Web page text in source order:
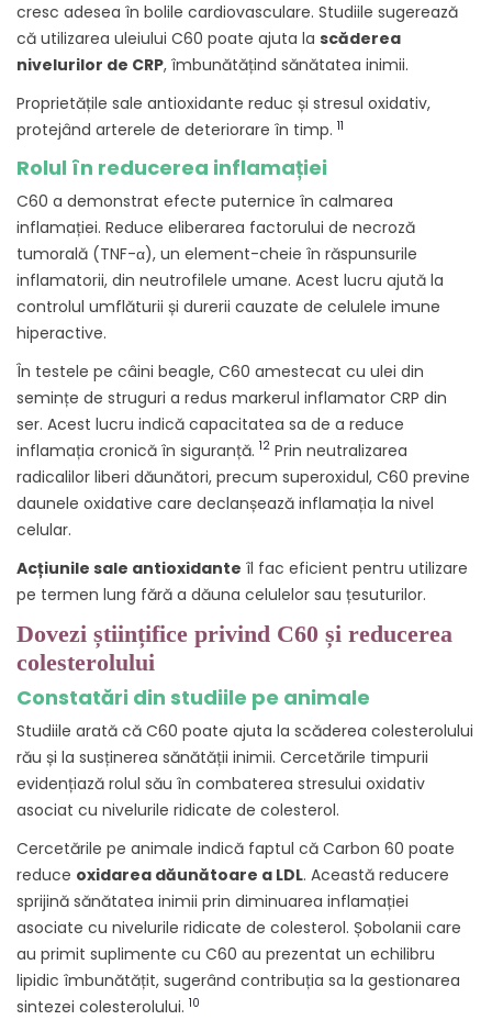
cresc adesea în bolile cardiovasculare. Studiile sugerează
că utilizarea uleiului C60 poate ajuta la scăderea
nivelurilor de CRP, îmbunătățind sănătatea inimii.
Proprietățile sale antioxidante reduc și stresul oxidativ,
protejând arterele de deteriorare în timp. 11
Rolul în reducerea inflamației
C60 a demonstrat efecte puternice în calmarea
inflamației. Reduce eliberarea factorului de necroză
tumorală (TNF-α), un element-cheie în răspunsurile
inflamatorii, din neutrofilele umane. Acest lucru ajută la
controlul umflăturii și durerii cauzate de celulele imune
hiperactive.
În testele pe câini beagle, C60 amestecat cu ulei din
semințe de struguri a redus markerul inflamator CRP din
ser. Acest lucru indică capacitatea sa de a reduce
inflamația cronică în siguranță. 12 Prin neutralizarea
radicalilor liberi dăunători, precum superoxidul, C60 previne
daunele oxidative care declanșează inflamația la nivel
celular.
Acțiunile sale antioxidante îl fac eficient pentru utilizare
pe termen lung fără a dăuna celulelor sau țesuturilor.
Dovezi științifice privind C60 și reducerea
colesterolului
Constatări din studiile pe animale
Studiile arată că C60 poate ajuta la scăderea colesterolului
rău și la susținerea sănătății inimii. Cercetările timpurii
evidențiază rolul său în combaterea stresului oxidativ
asociat cu nivelurile ridicate de colesterol.
Cercetările pe animale indică faptul că Carbon 60 poate
reduce oxidarea dăunătoare a LDL. Această reducere
sprijină sănătatea inimii prin diminuarea inflamației
asociate cu nivelurile ridicate de colesterol. Șobolanii care
au primit suplimente cu C60 au prezentat un echilibru
lipidic îmbunătățit, sugerând contribuția sa la gestionarea
sintezei colesterolului. 10